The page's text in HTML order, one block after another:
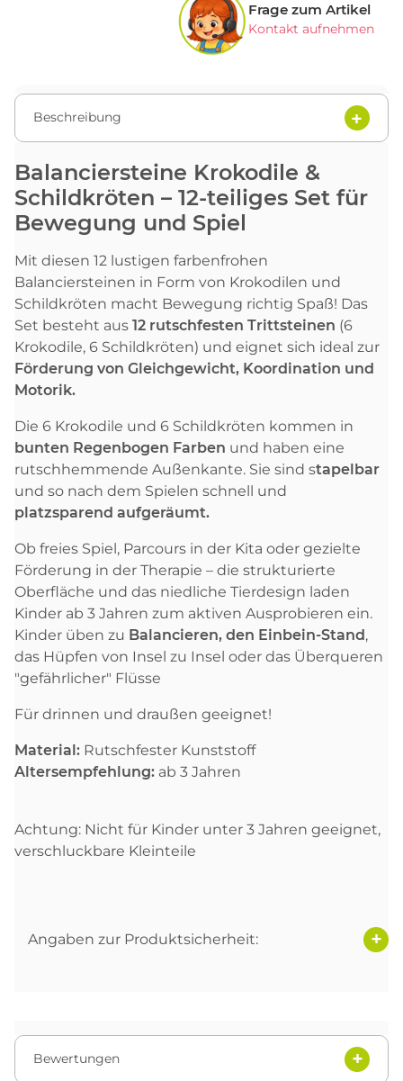
Frage zum Artikel
Kontakt aufnehmen
Beschreibung
Balanciersteine Krokodile &
Schildkröten – 12-teiliges Set für
Bewegung und Spiel
Mit diesen 12 lustigen farbenfrohen
Balanciersteinen in Form von Krokodilen und
Schildkröten macht Bewegung richtig Spaß! Das
Set besteht aus 12 rutschfesten Trittsteinen (6
Krokodile, 6 Schildkröten) und eignet sich ideal zur
Förderung von Gleichgewicht, Koordination und
Motorik.
Die 6 Krokodile und 6 Schildkröten kommen in
bunten Regenbogen Farben und haben eine
rutschhemmende Außenkante. Sie sind stapelbar
und so nach dem Spielen schnell und
platzsparend aufgeräumt.
Ob freies Spiel, Parcours in der Kita oder gezielte
Förderung in der Therapie – die strukturierte
Oberfläche und das niedliche Tierdesign laden
Kinder ab 3 Jahren zum aktiven Ausprobieren ein.
Kinder üben zu Balancieren, den Einbein-Stand,
das Hüpfen von Insel zu Insel oder das Überqueren
"gefährlicher" Flüsse
Für drinnen und draußen geeignet!
Material: Rutschfester Kunststoff
Altersempfehlung: ab 3 Jahren
Achtung: Nicht für Kinder unter 3 Jahren geeignet,
verschluckbare Kleinteile
Angaben zur Produktsicherheit:
Bewertungen